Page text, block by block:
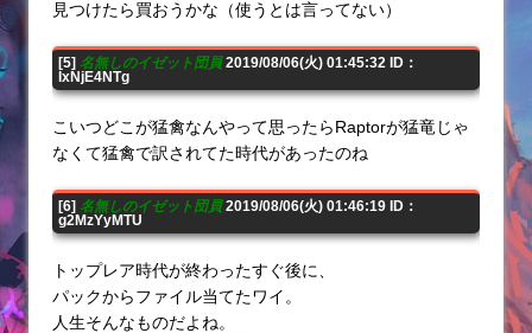
見つけたら買おうかな（使うとは言ってない）
[5] 名無しのイゼット団員2019/08/06(火) 01:45:32 ID：
IxNjE4NTg
こいつどこが猛禽なんやって思ったらRaptorが猛竜じゃ
なくて猛禽で訳されてた時代があったのね
[6] 名無しのイゼット団員2019/08/06(火) 01:46:19 ID：
g2MzYyMTU
トップレア時代が終わったすぐ後に、
パックからファイル当てたワイ。
人生そんなものだよね。